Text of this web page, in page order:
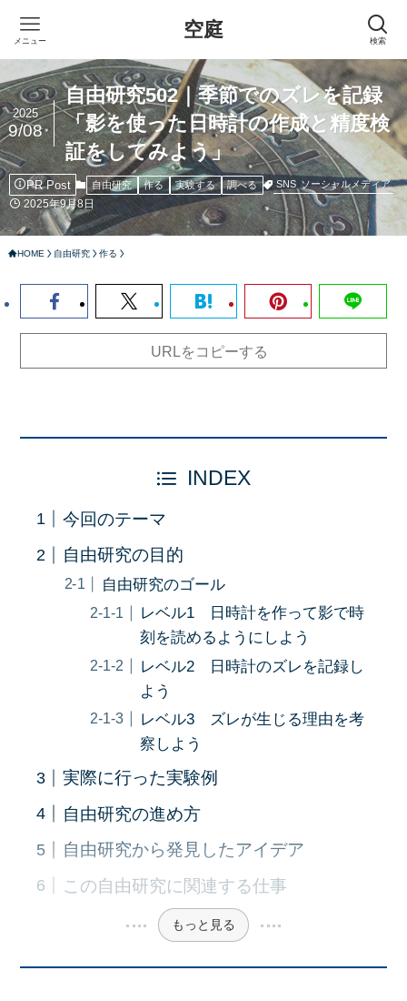
空庭 検索
メニュー
自由研究502｜季節でのズレを記録
「影を使った日時計の作成と精度検
証をしてみよう」
2025
9/08
PR Post 自由研究 作る 実験する 調べる SNS ソーシャルメディア
2025年9月8日
HOME 自由研究 作る
URLをコピーする
INDEX
今回のテーマ
自由研究の目的
自由研究のゴール
レベル1 日時計を作って影で時
刻を読めるようにしよう
レベル2 日時計のズレを記録し
よう
レベル3 ズレが生じる理由を考
察しよう
実際に行った実験例
自由研究の進め方
自由研究から発見したアイデア
この自由研究に関連する仕事
もっと見る